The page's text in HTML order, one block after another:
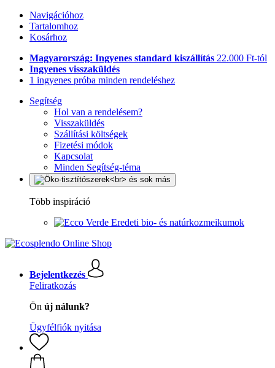
Navigációhoz
Tartalomhoz
Kosárhoz
Magyarország: Ingyenes standard kiszállítás 22.000 Ft-tól
Ingyenes visszaküldés
1 ingyenes próba minden rendeléshez
Segítség
Hol van a rendelésem?
Visszaküldés
Szállítási költségek
Fizetési módok
Kapcsolat
Minden Segítség-téma
Több inspiráció
Eredeti bio- és natúrkozmeikumok
Bejelentkezés
Feliratkozás
Ön új nálunk?
Ügyfélfiók nyitása